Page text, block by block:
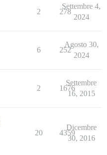
2 278
Settembre 4,
2024
6 252
Agosto 30,
2024
2 1676
Settembre
16, 2015
20 4359
Dicembre
30, 2016